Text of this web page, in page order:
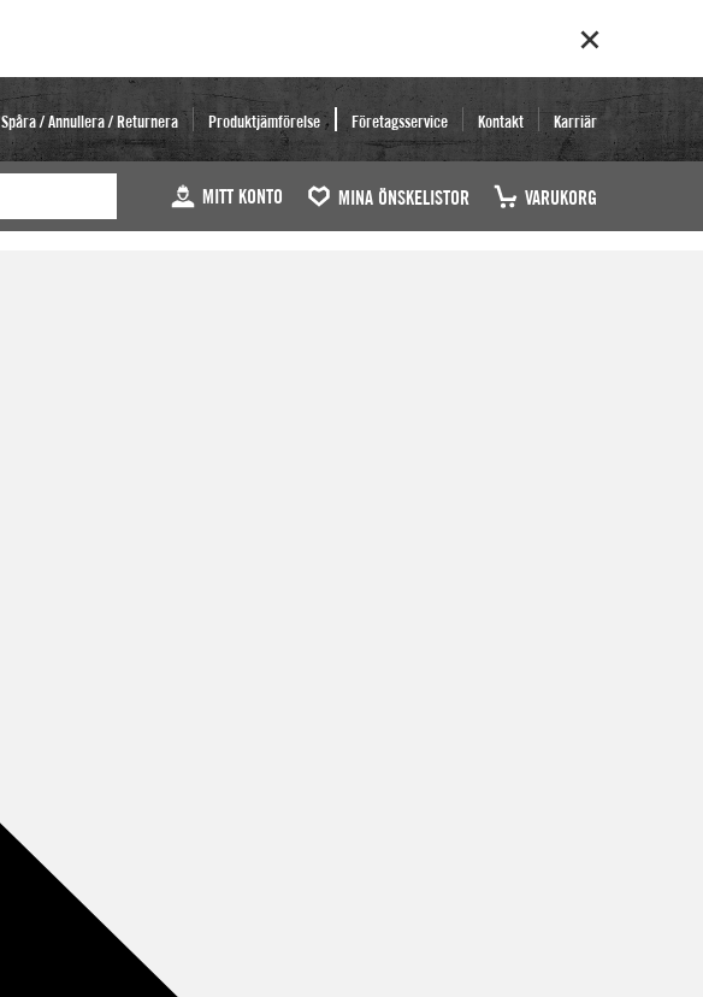
Spåra / Annullera / Returnera Produktjämförelse Företagsservice Kontakt Karriär
MITT KONTO MINA ÖNSKELISTOR VARUKORG